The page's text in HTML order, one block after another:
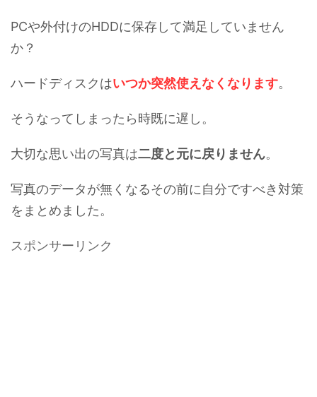
PCや外付けのHDDに保存して満足していません
か？
ハードディスクはいつか突然使えなくなります。
そうなってしまったら時既に遅し。
大切な思い出の写真は二度と元に戻りません。
写真のデータが無くなるその前に自分ですべき対策
をまとめました。
スポンサーリンク